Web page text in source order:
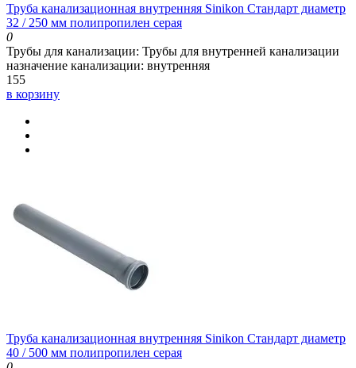
Труба канализационная внутренняя Sinikon Стандарт диаметр
32 / 250 мм полипропилен серая
0
Трубы для канализации: Трубы для внутренней канализации
назначение канализации: внутренняя
155
в корзину
Труба канализационная внутренняя Sinikon Стандарт диаметр
40 / 500 мм полипропилен серая